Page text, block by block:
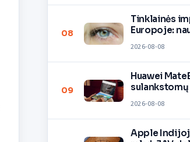
08
Tinklainės
Europoje:
2026-08-08
09
Huawei
sulankstomų
2026-08-08
Apple